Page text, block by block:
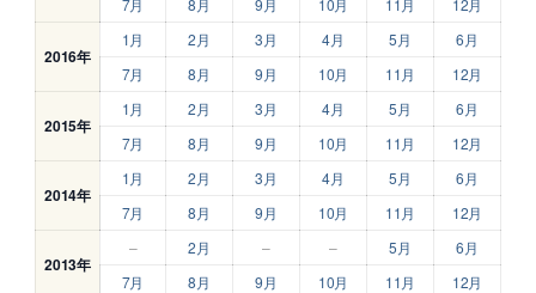
2016年
1月 2月 3月 4月 5月
6月
7月
8月 9月 10月 11月 12月
2015年
1月 2月 3月 4月 5月
6月
7月
8月 9月 10月 11月 12月
2014年
1月 2月 3月 4月 5月
6月
7月
8月 9月 10月 11月 12月
2013年
– 2月 – – 5月
6月
7月
8月 9月 10月 11月 12月